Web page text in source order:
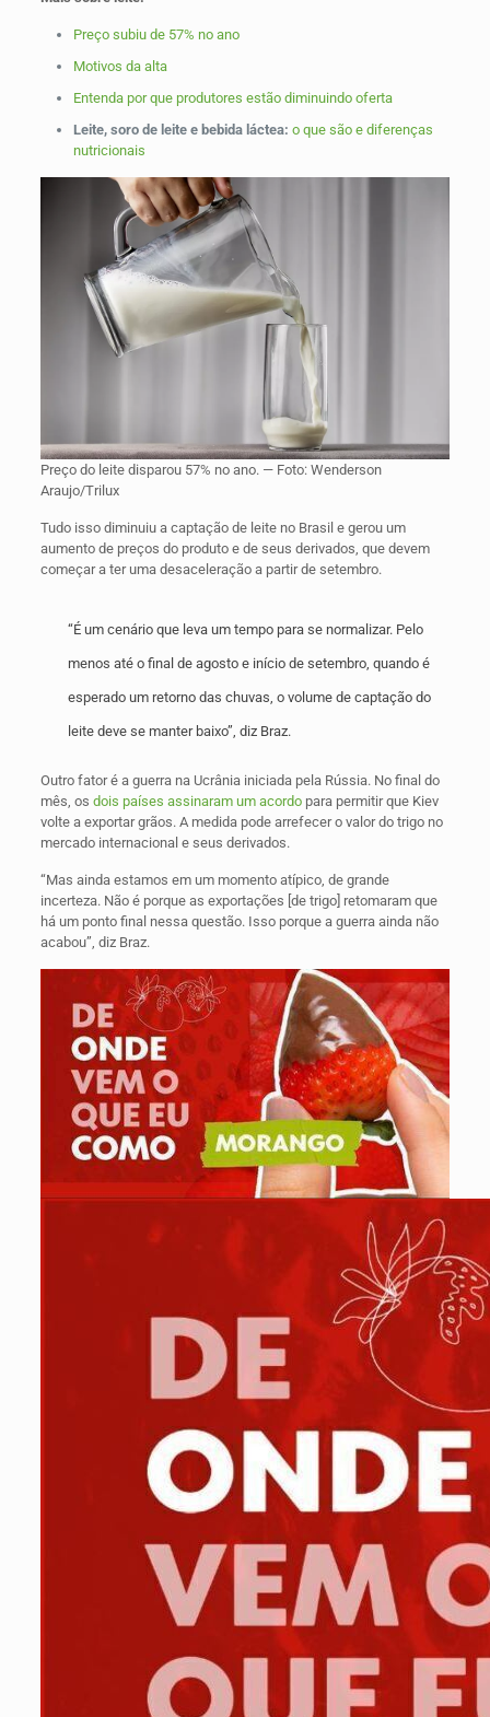
Preço subiu de 57% no ano
Motivos da alta
Entenda por que produtores estão diminuindo oferta
Leite, soro de leite e bebida láctea: o que são e diferenças
nutricionais
Preço do leite disparou 57% no ano. — Foto: Wenderson
Araujo/Trilux
Tudo isso diminuiu a captação de leite no Brasil e gerou um
aumento de preços do produto e de seus derivados, que devem
começar a ter uma desaceleração a partir de setembro.
“É um cenário que leva um tempo para se normalizar. Pelo
menos até o final de agosto e início de setembro, quando é
esperado um retorno das chuvas, o volume de captação do
leite deve se manter baixo”, diz Braz.
Outro fator é a guerra na Ucrânia iniciada pela Rússia. No final do
mês, os dois países assinaram um acordopara permitir que Kiev
volte a exportar grãos. A medida pode arrefecer o valor do trigo no
mercado internacional e seus derivados.
“Mas ainda estamos em um momento atípico, de grande
incerteza. Não é porque as exportações [de trigo] retomaram que
há um ponto final nessa questão. Isso porque a guerra ainda não
acabou”, diz Braz.